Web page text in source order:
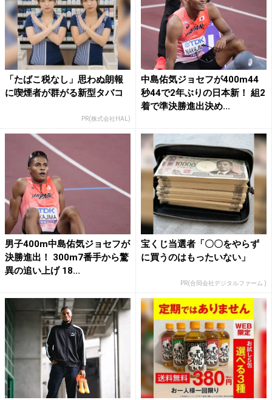
「たばこ税なし」思わぬ朗報
に喫煙者が群がる新型タバコ
PR(株式会社HAL)
中島佑気ジョセフが400m44
秒44で2年ぶりの日本新！ 組2
着で準決勝進出決め...
男子400m中島佑気ジョセフが
決勝進出！ 300m7番手から驚
異の追い上げ 18...
宝くじ当選者「〇〇をやらず
に買うのはもったいない」
PR(合同会社デジタルファーム )